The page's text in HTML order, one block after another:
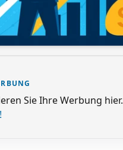
Sie Ihre Werbung hier.